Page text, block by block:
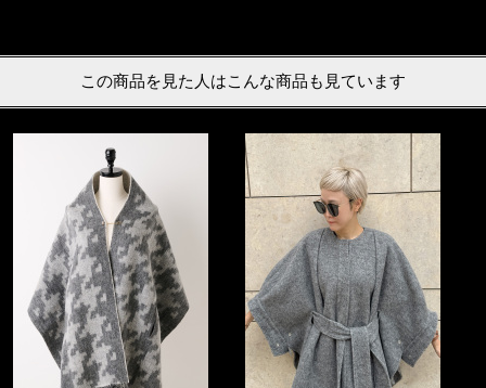
この商品を見た人はこんな商品も見ています